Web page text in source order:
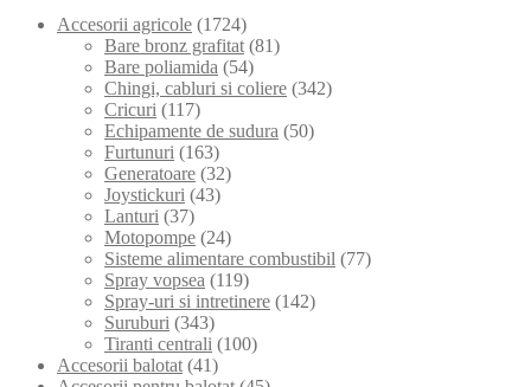
Accesorii agricole (1724)
Bare bronz grafitat (81)
Bare poliamida (54)
Chingi, cabluri si coliere (342)
Cricuri (117)
Echipamente de sudura (50)
Furtunuri (163)
Generatoare (32)
Joystickuri (43)
Lanturi (37)
Motopompe (24)
Sisteme alimentare combustibil (77)
Spray vopsea (119)
Spray-uri si intretinere (142)
Suruburi (343)
Tiranti centrali (100)
Accesorii balotat (41)